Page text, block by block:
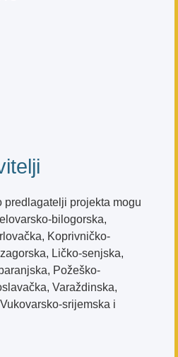
predlagatelji projekta mogu
bilogorska,
Koprivničko-
Ličko-senjska,
Požeško-
Varaždinska,
srijemska i